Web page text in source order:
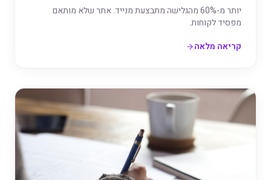
יותר מ-60% מהגלישה מתבצעת מנייד. אתר שלא מותאם
מפסיד לקוחות.
קריאה מלאה